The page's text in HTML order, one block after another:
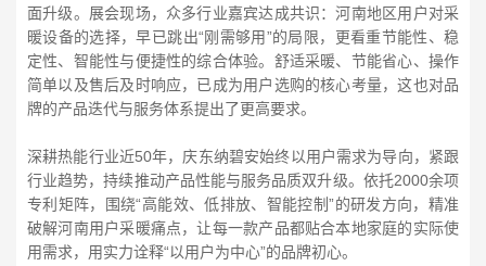
面升级。展会现场，众多行业嘉宾达成共识：河南地区用户对采
暖设备的选择，早已跳出“刚需够用”的局限，更看重节能性、稳
定性、智能性与便捷性的综合体验。舒适采暖、节能省心、操作
简单以及售后及时响应，已成为用户选购的核心考量，这也对品
牌的产品迭代与服务体系提出了更高要求。
深耕热能行业近50年，庆东纳碧安始终以用户需求为导向，紧跟
行业趋势，持续推动产品性能与服务品质双升级。依托2000余项
专利矩阵，围绕“高能效、低排放、智能控制”的研发方向，精准
破解河南用户采暖痛点，让每一款产品都贴合本地家庭的实际使
用需求，用实力诠释“以用户为中心”的品牌初心。